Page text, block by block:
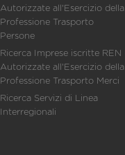
Autorizzate all'Esercizio della
Professione Trasporto
Persone
Ricerca Imprese iscritte REN
Autorizzate all'Esercizio della
Professione Trasporto Merci
Ricerca Servizi di Linea
Interregionali